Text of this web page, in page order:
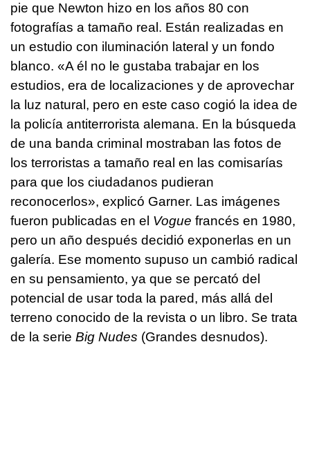
pie que Newton hizo en los años 80 con
fotografías a tamaño real. Están realizadas en
un estudio con iluminación lateral y un fondo
blanco. «A él no le gustaba trabajar en los
estudios, era de localizaciones y de aprovechar
la luz natural, pero en este caso cogió la idea de
la policía antiterrorista alemana. En la búsqueda
de una banda criminal mostraban las fotos de
los terroristas a tamaño real en las comisarías
para que los ciudadanos pudieran
reconocerlos», explicó Garner. Las imágenes
fueron publicadas en el Vogue francés en 1980,
pero un año después decidió exponerlas en un
galería. Ese momento supuso un cambió radical
en su pensamiento, ya que se percató del
potencial de usar toda la pared, más allá del
terreno conocido de la revista o un libro. Se trata
de la serie Big Nudes (Grandes desnudos).